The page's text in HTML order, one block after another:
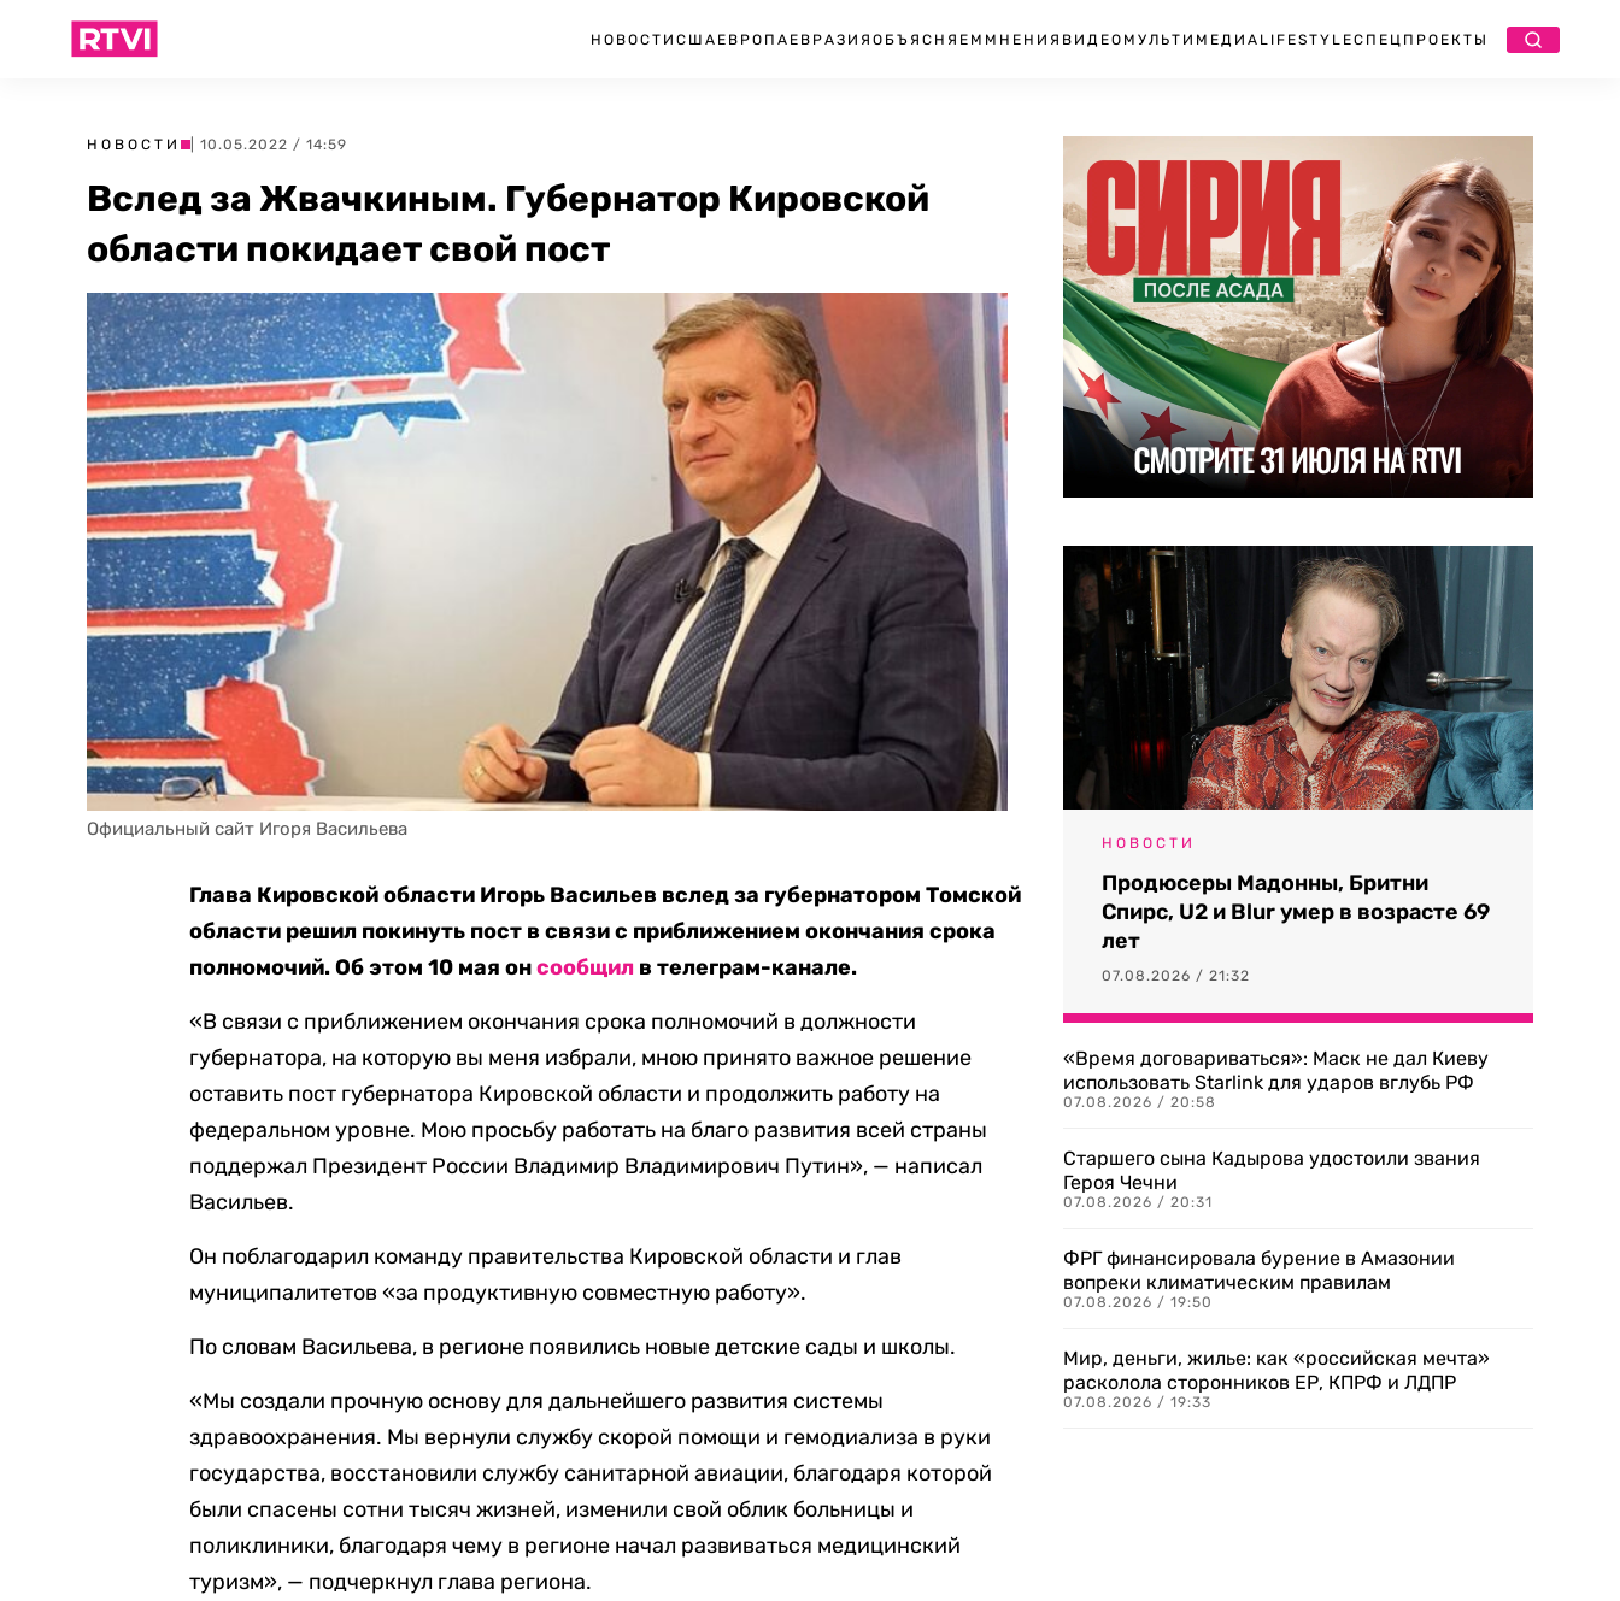
НОВОСТИ США ЕВРОПА ЕВРАЗИЯ ОБЪЯСНЯЕМ МНЕНИЯ ВИДЕО МУЛЬТИМЕДИА LIFESTYLEСПЕЦПРОЕКТЫ
НОВОСТИ | 10.05.2022 / 14:59
Вслед за Жвачкиным. Губернатор Кировской
области покидает свой пост
Официальный сайт Игоря Васильева
Глава Кировской области Игорь Васильев вслед за губернатором Томской
области решил покинуть пост в связи с приближением окончания срока
полномочий. Об этом 10 мая онсообщил в телеграм-канале.
«В связи с приближением окончания срока полномочий в должности
губернатора, на которую вы меня избрали, мною принято важное решение
оставить пост губернатора Кировской области и продолжить работу на
федеральном уровне. Мою просьбу работать на благо развития всей страны
поддержал Президент России Владимир Владимирович Путин», — написал
Васильев.
Он поблагодарил команду правительства Кировской области и глав
муниципалитетов «за продуктивную совместную работу».
По словам Васильева, в регионе появились новые детские сады и школы.
«Мы создали прочную основу для дальнейшего развития системы
здравоохранения. Мы вернули службу скорой помощи и гемодиализа в руки
государства, восстановили службу санитарной авиации, благодаря которой
были спасены сотни тысяч жизней, изменили свой облик больницы и
поликлиники, благодаря чему в регионе начал развиваться медицинский
туризм», — подчеркнул глава региона.
НОВОСТИ
Продюсеры Мадонны, Бритни
Спирс, U2 и Blur умер в возрасте 69
лет
07.08.2026 / 21:32
«Время договариваться»: Маск не дал Киеву
использовать Starlink для ударов вглубь РФ
07.08.2026 / 20:58
Старшего сына Кадырова удостоили звания
Героя Чечни
07.08.2026 / 20:31
ФРГ финансировала бурение в Амазонии
вопреки климатическим правилам
07.08.2026 / 19:50
Мир, деньги, жилье: как «российская мечта»
расколола сторонников ЕР, КПРФ и ЛДПР
07.08.2026 / 19:33